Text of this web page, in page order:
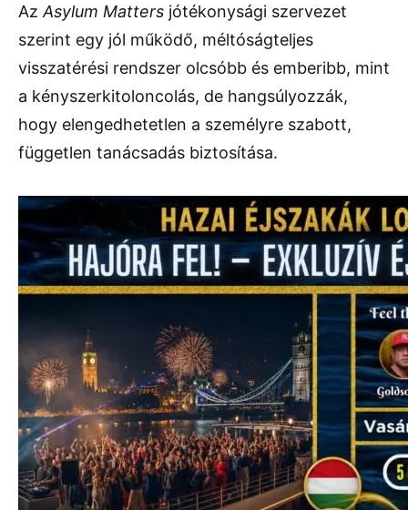
Az Asylum Matters jótékonysági szervezet
szerint egy jól működő, méltóságteljes
visszatérési rendszer olcsóbb és emberibb, mint
a kényszerkitoloncolás, de hangsúlyozzák,
hogy elengedhetetlen a személyre szabott,
független tanácsadás biztosítása.